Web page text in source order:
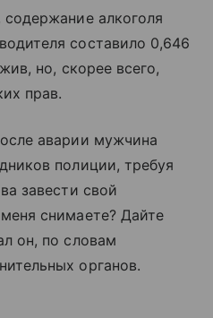
содержание алкоголя
составило 0,646
но, скорее всего,
прав.
аварии мужчина
полиции, требуя
завести свой
снимаете? Дайте
он, по словам
органов.